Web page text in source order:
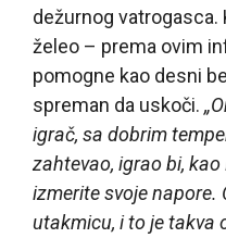
dežurnog vatrogasca.
želeo – prema ovim
pomogne kao desni
spreman da uskoči.
igrač, sa dobrim
zahtevao, igrao bi,
izmerite svoje napore.
utakmicu, i to je takva